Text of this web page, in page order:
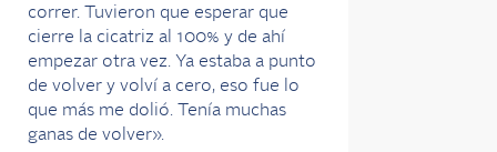
correr. Tuvieron que esperar que
cierre la cicatriz al 100% y de ahí
empezar otra vez. Ya estaba a punto
de volver y volví a cero, eso fue lo
que más me dolió. Tenía muchas
ganas de volver».